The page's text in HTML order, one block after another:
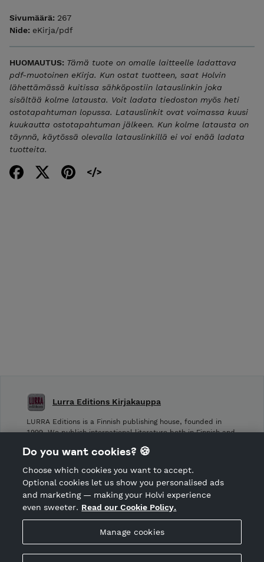
Sivumäärä: 267
Nide: eKirja/pdf
HUOMAUTUS: Tämä tuote on omalle laitteelle ladattava
pdf-muotoinen eKirja. Kun ostat tuotteen, saat Holvin
lähettämässä kuitissa sähköpostiin latauslinkin joka
sisältää kolme latausta. Voit ladata tiedoston myös heti
ostotapahtuman lopussa. Latauslinkit ovat voimassa kuusi
kuukautta ostotapahtuman jälkeen. Kun kolme latausta on
täynnä, käytössä olevalla latauslinkillä ei voi enää ladata
tuotteita.
Hosted by Holvi
Holvi Payment Services Ltd is regulated by the Financial
Lurra Editions Kirjakauppa
LURRA Editions is a Finnish publishing house, founded in
1999. We publish international literature both in Finnish and
CANCEL ORDER
Do you want cookies? 🍪
Choose which cookies you want to accept.
Optional cookies let us show you personalised ads
and marketing — making your Holvi experience
even sweeter. Read our Cookie Policy.
Manage cookies